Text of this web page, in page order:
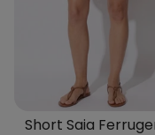
Short Saia